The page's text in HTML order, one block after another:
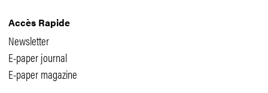
Accès Rapide
Newsletter
E-paper journal
E-paper magazine